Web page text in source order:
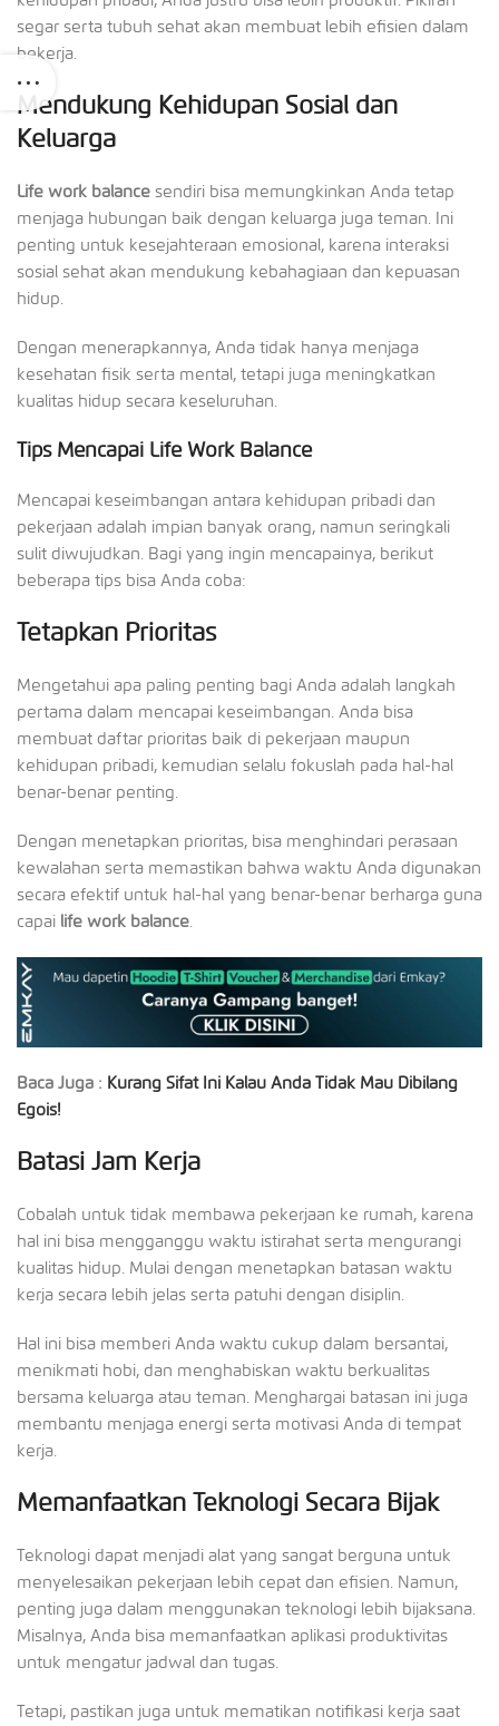
segar serta tubuh sehat akan membuat lebih efisien dalam
bekerja.
Mendukung Kehidupan Sosial dan
Keluarga
Life work balance sendiri bisa memungkinkan Anda tetap
menjaga hubungan baik dengan keluarga juga teman. Ini
penting untuk kesejahteraan emosional, karena interaksi
sosial sehat akan mendukung kebahagiaan dan kepuasan
hidup.
Dengan menerapkannya, Anda tidak hanya menjaga
kesehatan fisik serta mental, tetapi juga meningkatkan
kualitas hidup secara keseluruhan.
Tips Mencapai Life Work Balance
Mencapai keseimbangan antara kehidupan pribadi dan
pekerjaan adalah impian banyak orang, namun seringkali
sulit diwujudkan. Bagi yang ingin mencapainya, berikut
beberapa tips bisa Anda coba:
Tetapkan Prioritas
Mengetahui apa paling penting bagi Anda adalah langkah
pertama dalam mencapai keseimbangan. Anda bisa
membuat daftar prioritas baik di pekerjaan maupun
kehidupan pribadi, kemudian selalu fokuslah pada hal-hal
benar-benar penting.
Dengan menetapkan prioritas, bisa menghindari perasaan
kewalahan serta memastikan bahwa waktu Anda digunakan
secara efektif untuk hal-hal yang benar-benar berharga guna
capai life work balance.
Baca Juga : Kurang Sifat Ini Kalau Anda Tidak Mau Dibilang
Egois!
Batasi Jam Kerja
Cobalah untuk tidak membawa pekerjaan ke rumah, karena
hal ini bisa mengganggu waktu istirahat serta mengurangi
kualitas hidup. Mulai dengan menetapkan batasan waktu
kerja secara lebih jelas serta patuhi dengan disiplin.
Hal ini bisa memberi Anda waktu cukup dalam bersantai,
menikmati hobi, dan menghabiskan waktu berkualitas
bersama keluarga atau teman. Menghargai batasan ini juga
membantu menjaga energi serta motivasi Anda di tempat
kerja.
Memanfaatkan Teknologi Secara Bijak
Teknologi dapat menjadi alat yang sangat berguna untuk
menyelesaikan pekerjaan lebih cepat dan efisien. Namun,
penting juga dalam menggunakan teknologi lebih bijaksana.
Misalnya, Anda bisa memanfaatkan aplikasi produktivitas
untuk mengatur jadwal dan tugas.
Tetapi, pastikan juga untuk mematikan notifikasi kerja saat